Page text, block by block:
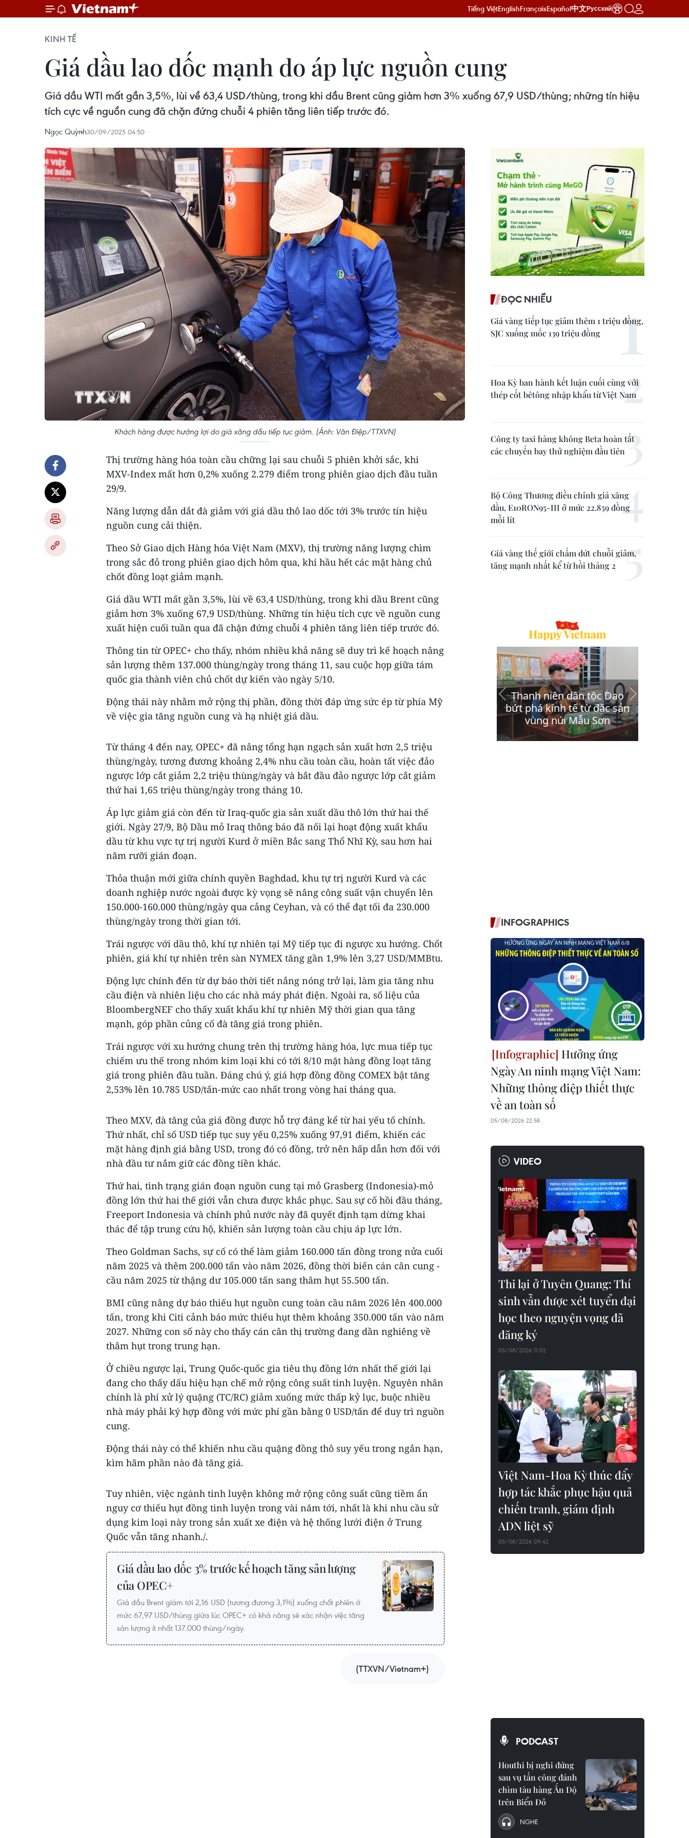
Tiếng ViệtEnglishFrançaisEspañol中文Русский
KINH TẾ
Giá dầu lao dốc mạnh do áp lực nguồn cung
Giá dầu WTI mất gần 3,5%, lùi về 63,4 USD/thùng, trong khi dầu Brent cũng giảm hơn 3% xuống 67,9 USD/thùng; những tín hiệu
tích cực về nguồn cung đã chặn đứng chuỗi 4 phiên tăng liên tiếp trước đó.
Ngọc Quỳnh30/09/2025 04:50
Khách hàng được hưởng lợi do giá xăng dầu tiếp tục giảm. (Ảnh: Văn Điệp/TTXVN)
Thị trường hàng hóa toàn cầu chững lại sau chuỗi 5 phiên khởi sắc, khi
MXV-Index mất hơn 0,2% xuống 2.279 điểm trong phiên giao dịch đầu tuần
29/9.
Năng lượng dẫn dắt đà giảm với giá dầu thô lao dốc tới 3% trước tín hiệu
nguồn cung cải thiện.
Theo Sở Giao dịch Hàng hóa Việt Nam (MXV), thị trường năng lượng chìm
trong sắc đỏ trong phiên giao dịch hôm qua, khi hầu hết các mặt hàng chủ
chốt đồng loạt giảm mạnh.
Giá dầu WTI mất gần 3,5%, lùi về 63,4 USD/thùng, trong khi dầu Brent cũng
giảm hơn 3% xuống 67,9 USD/thùng. Những tín hiệu tích cực về nguồn cung
xuất hiện cuối tuần qua đã chặn đứng chuỗi 4 phiên tăng liên tiếp trước đó.
Thông tin từ OPEC+ cho thấy, nhóm nhiều khả năng sẽ duy trì kế hoạch nâng
sản lượng thêm 137.000 thùng/ngày trong tháng 11, sau cuộc họp giữa tám
quốc gia thành viên chủ chốt dự kiến vào ngày 5/10.
Động thái này nhằm mở rộng thị phần, đồng thời đáp ứng sức ép từ phía Mỹ
về việc gia tăng nguồn cung và hạ nhiệt giá dầu.
Từ tháng 4 đến nay, OPEC+ đã nâng tổng hạn ngạch sản xuất hơn 2,5 triệu
thùng/ngày, tương đương khoảng 2,4% nhu cầu toàn cầu, hoàn tất việc đảo
ngược lớp cắt giảm 2,2 triệu thùng/ngày và bắt đầu đảo ngược lớp cắt giảm
thứ hai 1,65 triệu thùng/ngày trong tháng 10.
Áp lực giảm giá còn đến từ Iraq-quốc gia sản xuất dầu thô lớn thứ hai thế
giới. Ngày 27/9, Bộ Dầu mỏ Iraq thông báo đã nối lại hoạt động xuất khẩu
dầu từ khu vực tự trị người Kurd ở miền Bắc sang Thổ Nhĩ Kỳ, sau hơn hai
năm rưỡi gián đoạn.
Thỏa thuận mới giữa chính quyền Baghdad, khu tự trị người Kurd và các
doanh nghiệp nước ngoài được kỳ vọng sẽ nâng công suất vận chuyển lên
150.000-160.000 thùng/ngày qua cảng Ceyhan, và có thể đạt tối đa 230.000
thùng/ngày trong thời gian tới.
Trái ngược với dầu thô, khí tự nhiên tại Mỹ tiếp tục đi ngược xu hướng. Chốt
phiên, giá khí tự nhiên trên sàn NYMEX tăng gần 1,9% lên 3,27 USD/MMBtu.
Động lực chính đến từ dự báo thời tiết nắng nóng trở lại, làm gia tăng nhu
cầu điện và nhiên liệu cho các nhà máy phát điện. Ngoài ra, số liệu của
BloombergNEF cho thấy xuất khẩu khí tự nhiên Mỹ thời gian qua tăng
mạnh, góp phần củng cố đà tăng giá trong phiên.
Trái ngược với xu hướng chung trên thị trường hàng hóa, lực mua tiếp tục
chiếm ưu thế trong nhóm kim loại khi có tới 8/10 mặt hàng đồng loạt tăng
giá trong phiên đầu tuần. Đáng chú ý, giá hợp đồng đồng COMEX bật tăng
2,53% lên 10.785 USD/tấn-mức cao nhất trong vòng hai tháng qua.
Theo MXV, đà tăng của giá đồng được hỗ trợ đáng kể từ hai yếu tố chính.
Thứ nhất, chỉ số USD tiếp tục suy yếu 0,25% xuống 97,91 điểm, khiến các
mặt hàng định giá bằng USD, trong đó có đồng, trở nên hấp dẫn hơn đối với
nhà đầu tư nắm giữ các đồng tiền khác.
Thứ hai, tình trạng gián đoạn nguồn cung tại mỏ Grasberg (Indonesia)-mỏ
đồng lớn thứ hai thế giới vẫn chưa được khắc phục. Sau sự cố hồi đầu tháng,
Freeport Indonesia và chính phủ nước này đã quyết định tạm dừng khai
thác để tập trung cứu hộ, khiến sản lượng toàn cầu chịu áp lực lớn.
Theo Goldman Sachs, sự cố có thể làm giảm 160.000 tấn đồng trong nửa cuối
năm 2025 và thêm 200.000 tấn vào năm 2026, đồng thời biến cán cân cung -
cầu năm 2025 từ thặng dư 105.000 tấn sang thâm hụt 55.500 tấn.
BMI cũng nâng dự báo thiếu hụt nguồn cung toàn cầu năm 2026 lên 400.000
tấn, trong khi Citi cảnh báo mức thiếu hụt thêm khoảng 350.000 tấn vào năm
2027. Những con số này cho thấy cán cân thị trường đang dần nghiêng về
thâm hụt trong trung hạn.
Ở chiều ngược lại, Trung Quốc-quốc gia tiêu thụ đồng lớn nhất thế giới lại
đang cho thấy dấu hiệu hạn chế mở rộng công suất tinh luyện. Nguyên nhân
chính là phí xử lý quặng (TC/RC) giảm xuống mức thấp kỷ lục, buộc nhiều
nhà máy phải ký hợp đồng với mức phí gần bằng 0 USD/tấn để duy trì nguồn
cung.
Động thái này có thể khiến nhu cầu quặng đồng thô suy yếu trong ngắn hạn,
kìm hãm phần nào đà tăng giá.
Tuy nhiên, việc ngành tinh luyện không mở rộng công suất cũng tiềm ẩn
nguy cơ thiếu hụt đồng tinh luyện trong vài năm tới, nhất là khi nhu cầu sử
dụng kim loại này trong sản xuất xe điện và hệ thống lưới điện ở Trung
Quốc vẫn tăng nhanh./.
Giá dầu lao dốc 3% trước kế hoạch tăng sản lượng
của OPEC+
Giá dầu Brent giảm tới 2,16 USD (tương đương 3,1%) xuống chốt phiên ở
mức 67,97 USD/thùng giữa lúc OPEC+ có khả năng sẽ xác nhận việc tăng
sản lượng ít nhất 137.000 thùng/ngày.
(TTXVN/Vietnam+)
ĐỌC NHIỀU
Giá vàng tiếp tục giảm thêm 1 triệu đồng,
SJC xuống mốc 139 triệu đồng
Hoa Kỳ ban hành kết luận cuối cùng với
thép cốt bêtông nhập khẩu từ Việt Nam
Công ty taxi hàng không Beta hoàn tất
các chuyến bay thử nghiệm đầu tiên
Bộ Công Thương điều chỉnh giá xăng
dầu, E10RON95-III ở mức 22.859 đồng
mỗi lít
Giá vàng thế giới chấm dứt chuỗi giảm,
tăng mạnh nhất kể từ hồi tháng 2
INFOGRAPHICS
Hưởng ứng
Ngày An ninh mạng Việt Nam:
Những thông điệp thiết thực
về an toàn số
05/08/2026 22:58
VIDEO
Thi lại ở Tuyên Quang: Thí
sinh vẫn được xét tuyển đại
học theo nguyện vọng đã
đăng ký
05/08/2026 11:02
Việt Nam-Hoa Kỳ thúc đẩy
hợp tác khắc phục hậu quả
chiến tranh, giám định
ADN liệt sỹ
05/08/2026 09:42
PODCAST
Houthi bị nghi đứng
sau vụ tấn công đánh
chìm tàu hàng Ấn Độ
trên Biển Đỏ
NGHE